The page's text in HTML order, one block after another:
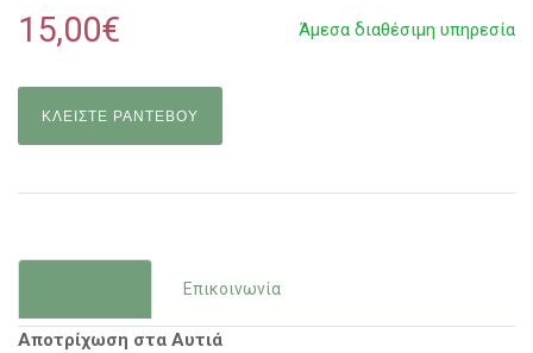
15,00€ Άμεσα διαθέσιμη υπηρεσία
ΚΛΕΙΣΤΕ ΡΑΝΤΕΒΟΥ
Επικοινωνία
Αποτρίχωση στα Αυτιά